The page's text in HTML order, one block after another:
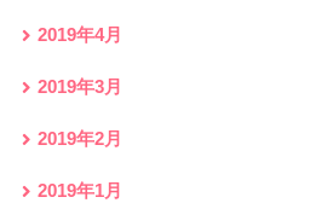
2019年4月
2019年3月
2019年2月
2019年1月